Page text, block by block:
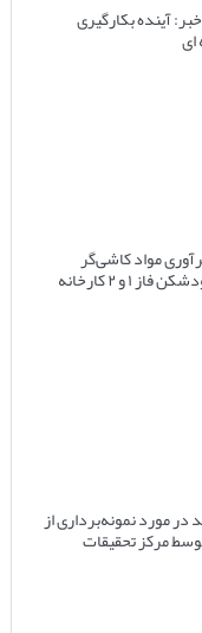
آینده بکارگیری
مواد کاشی‌گر
(بررسی روند تعویض آسترهای آسیاهای نیمه خودشکن فاز ۱ و ۲ کارخانه
در مورد نمونه‌برداری از
مرکز تحقیقات